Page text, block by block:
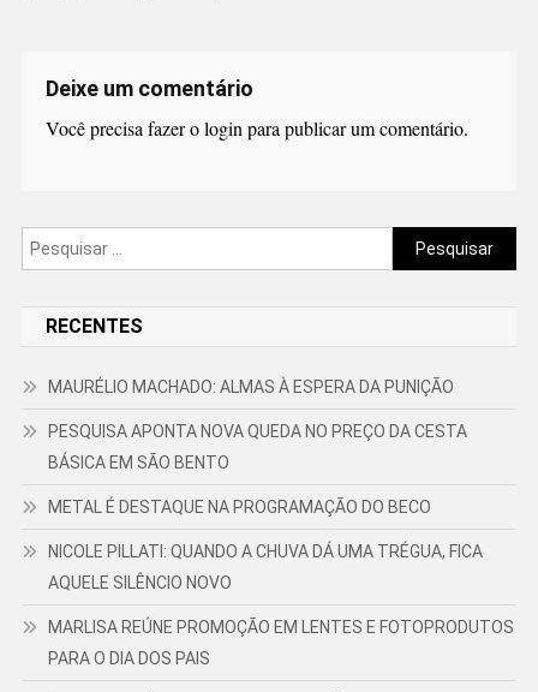
Deixe um comentário
Você precisa fazer ologinpara publicar um comentário.
Pesquisar
por:
RECENTES
MAURÉLIO MACHADO: ALMAS À ESPERA DA PUNIÇÃO
PESQUISA APONTA NOVA QUEDA NO PREÇO DA CESTA
BÁSICA EM SÃO BENTO
METAL É DESTAQUE NA PROGRAMAÇÃO DO BECO
NICOLE PILLATI: QUANDO A CHUVA DÁ UMA TRÉGUA, FICA
AQUELE SILÊNCIO NOVO
MARLISA REÚNE PROMOÇÃO EM LENTES E FOTOPRODUTOS
PARA O DIA DOS PAIS